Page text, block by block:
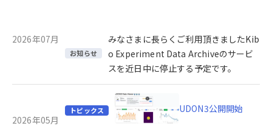
2026年07月
お知らせ
みなさまに長らくご利用頂きましたKib
o Experiment Data Archiveのサービ
スを近日中に停止する予定です。
2026年05月
トピックス UDON3公開開始